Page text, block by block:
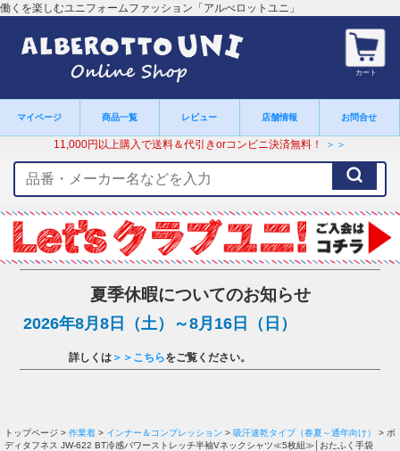
働くを楽しむユニフォームファッション「アルべロットユニ」
カート
マイページ 商品一覧 レビュー 店舗情報 お問合せ
11,000円以上購入で送料＆代引きorコンビニ決済無料！ ＞＞
ー
ワ
ー
ド
夏季休暇についてのお知らせ
2026年8月8日（土）～8月16日（日）
詳しくは ＞＞こちらをご覧ください。
トップページ > 作業着 > インナー＆コンプレッション > 吸汗速乾タイプ（春夏～通年向け）
> ボ
ディタフネス JW-622 BT冷感パワーストレッチ半袖Vネックシャツ≪5枚組≫│おたふく手袋